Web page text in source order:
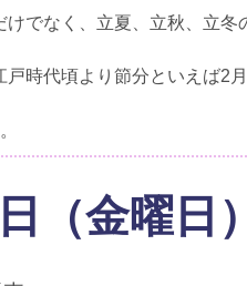
でなく、立夏、立秋、立冬
時代頃より節分といえば2
。
（金曜日）